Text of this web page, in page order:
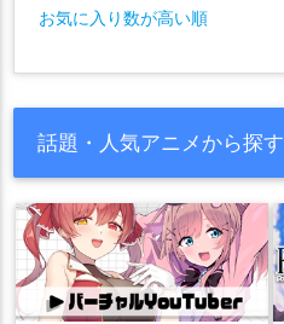
お気に入り数が高い順
話題・人気アニメから探す